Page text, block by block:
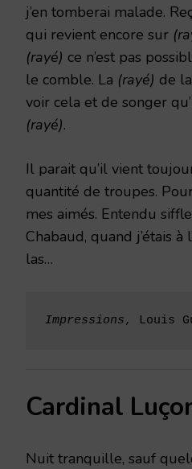
j’en tomberai malade.
qui revient encore sur
(rayé) ce n’est pas
le comble. La (rayé) de
voir cela et de songer
(rayé).
Il parait qu’il vient
quantité de troupes.
mes aimés. Entendu
Chabaud, quand j’étais
las…
Impressions, Louis
Cardinal
Nuit tranquille, sauf